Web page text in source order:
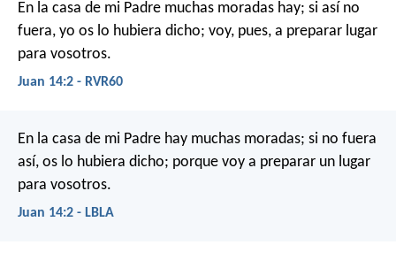
En la casa de mi Padre muchas moradas hay; si así no
fuera, yo os lo hubiera dicho; voy, pues, a preparar lugar
para vosotros.
Juan 14:2 - RVR60
En la casa de mi Padre hay muchas moradas; si no fuera
así, os lo hubiera dicho; porque voy a preparar un lugar
para vosotros.
Juan 14:2 - LBLA